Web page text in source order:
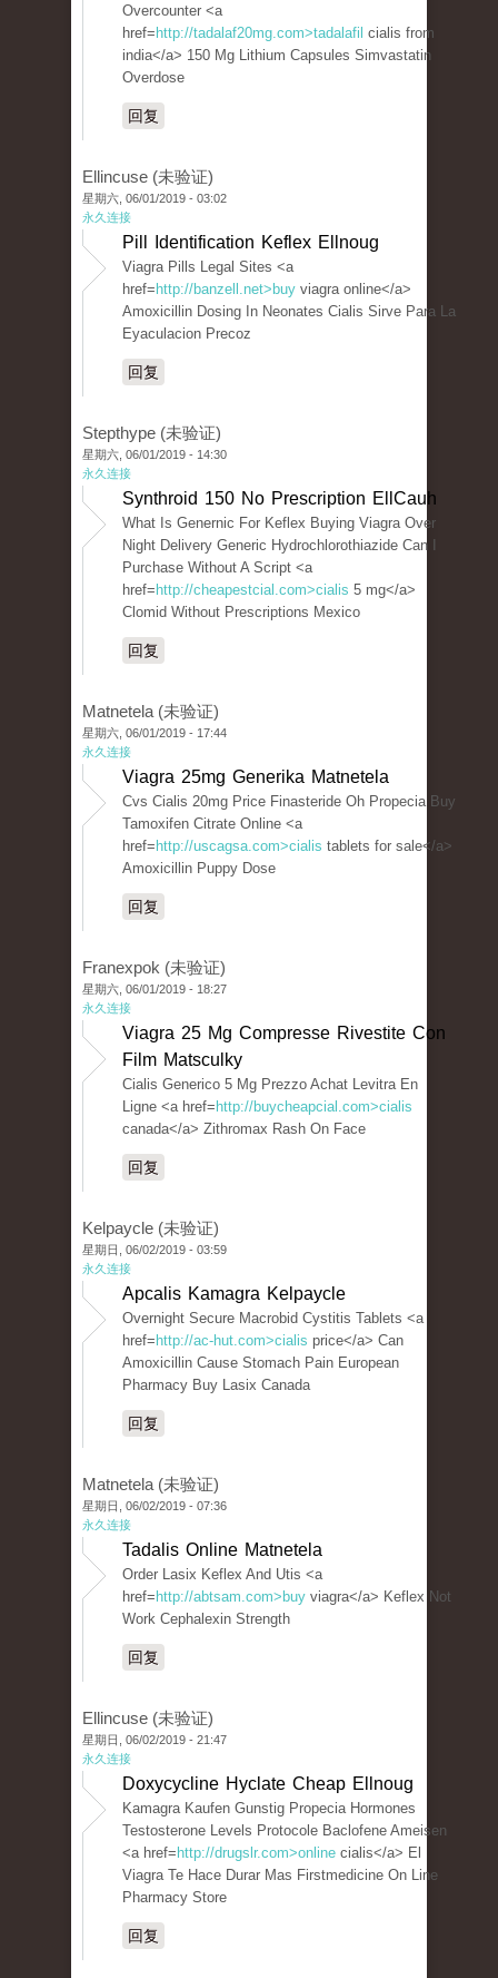
Overcounter <a
href= http://tadalaf20mg.com>tadalafil cialis from
india</a> 150 Mg Lithium Capsules Simvastatin
Overdose
回复
Ellincuse (未验证)
星期六, 06/01/2019 - 03:02
永久连接
Pill Identification Keflex Ellnoug
Viagra Pills Legal Sites <a
href= http://banzell.net>buy viagra online</a>
Amoxicillin Dosing In Neonates Cialis Sirve Para La
Eyaculacion Precoz
回复
Stepthype (未验证)
星期六, 06/01/2019 - 14:30
永久连接
Synthroid 150 No Prescription EllCauh
What Is Genernic For Keflex Buying Viagra Over
Night Delivery Generic Hydrochlorothiazide Can I
Purchase Without A Script <a
href= http://cheapestcial.com>cialis 5 mg</a>
Clomid Without Prescriptions Mexico
回复
Matnetela (未验证)
星期六, 06/01/2019 - 17:44
永久连接
Viagra 25mg Generika Matnetela
Cvs Cialis 20mg Price Finasteride Oh Propecia Buy
Tamoxifen Citrate Online <a
href= http://uscagsa.com>cialis tablets for sale</a>
Amoxicillin Puppy Dose
回复
Franexpok (未验证)
星期六, 06/01/2019 - 18:27
永久连接
Viagra 25 Mg Compresse Rivestite Con
Film Matsculky
Cialis Generico 5 Mg Prezzo Achat Levitra En
Ligne <a href= http://buycheapcial.com>cialis
canada</a> Zithromax Rash On Face
回复
Kelpaycle (未验证)
星期日, 06/02/2019 - 03:59
永久连接
Apcalis Kamagra Kelpaycle
Overnight Secure Macrobid Cystitis Tablets <a
href= http://ac-hut.com>cialis price</a> Can
Amoxicillin Cause Stomach Pain European
Pharmacy Buy Lasix Canada
回复
Matnetela (未验证)
星期日, 06/02/2019 - 07:36
永久连接
Tadalis Online Matnetela
Order Lasix Keflex And Utis <a
href= http://abtsam.com>buy viagra</a> Keflex Not
Work Cephalexin Strength
回复
Ellincuse (未验证)
星期日, 06/02/2019 - 21:47
永久连接
Doxycycline Hyclate Cheap Ellnoug
Kamagra Kaufen Gunstig Propecia Hormones
Testosterone Levels Protocole Baclofene Ameisen
<a href= http://drugslr.com>online cialis</a> El
Viagra Te Hace Durar Mas Firstmedicine On Line
Pharmacy Store
回复